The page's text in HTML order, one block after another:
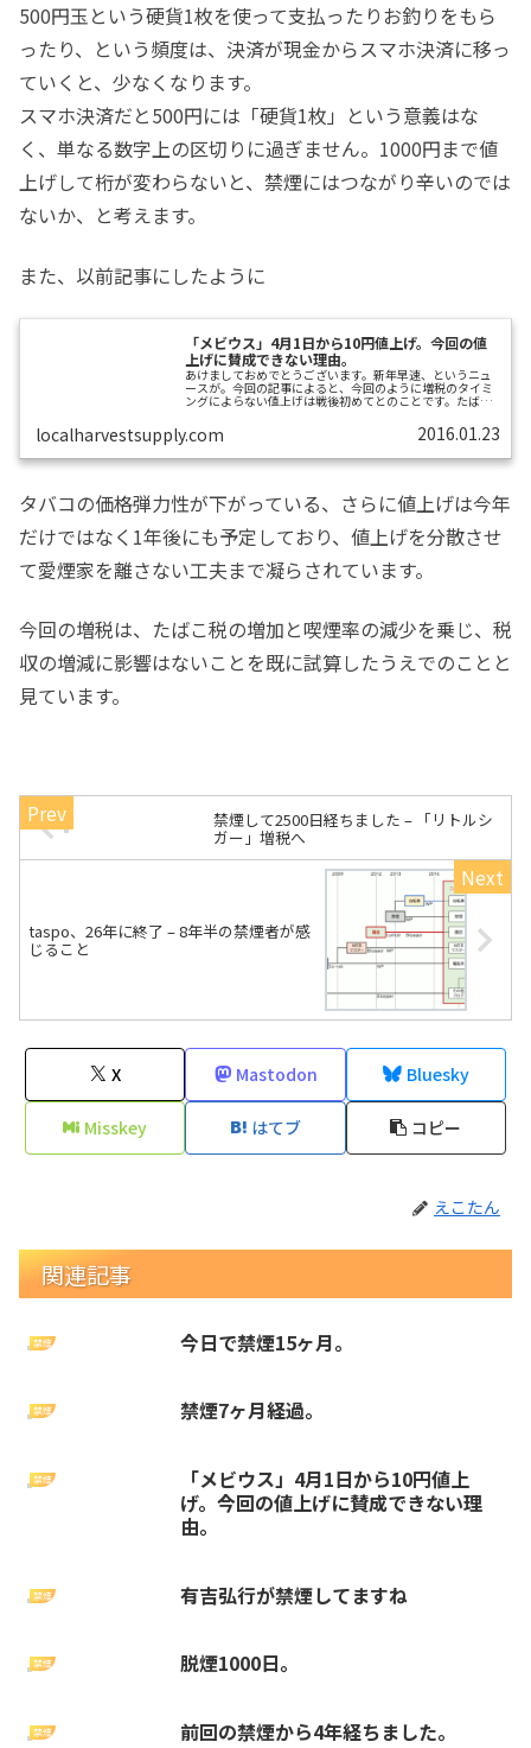
500円玉という硬貨1枚を使って支払ったりお釣りをもら
ったり、という頻度は、決済が現金からスマホ決済に移っ
ていくと、少なくなります。
スマホ決済だと500円には「硬貨1枚」という意義はな
く、単なる数字上の区切りに過ぎません。1000円まで値
上げして桁が変わらないと、禁煙にはつながり辛いのでは
ないか、と考えます。
また、以前記事にしたように
「メビウス」4月1日から10円値上げ。今回の値
上げに賛成できない理由。
あけましておめでとうございます。新年早速、というニュ
ースが。今回の記事によると、今回のように増税のタイミ
ングによらない値上げは戦後初めてとのことです。たばこ
税の軽減措置が廃止される「わかば」「エコー」などはさ
らに大きな幅で値上げになるようです。昨年末には消費
税・軽減税率の財源確保のためにたばこ税が増税される見
10%導入という割と近い将来に値上げしなければならない
感想です。440円というと、500円という大...
localharvestsupply.com 2016.01.23
タバコの価格弾力性が下がっている、さらに値上げは今年
だけではなく1年後にも予定しており、値上げを分散させ
て愛煙家を離さない工夫まで凝らされています。
今回の増税は、たばこ税の増加と喫煙率の減少を乗じ、税
収の増減に影響はないことを既に試算したうえでのことと
見ています。
禁煙して2500日経ちました – 「リトルシ
ガー」増税へ
taspo、26年に終了 – 8年半の禁煙者が感
じること
X Mastodon Bluesky
Misskey はてブ コピー
えこたん
関連記事
禁煙 今日で禁煙15ヶ月。
禁煙 禁煙7ヶ月経過。
禁煙
「メビウス」4月1日から10円値上
げ。今回の値上げに賛成できない理
由。
禁煙 有吉弘行が禁煙してますね
禁煙 脱煙1000日。
禁煙 前回の禁煙から4年経ちました。